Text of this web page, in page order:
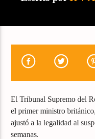
El Tribunal Supremo del
el primer ministro
ajustó a la legalidad al
semanas.